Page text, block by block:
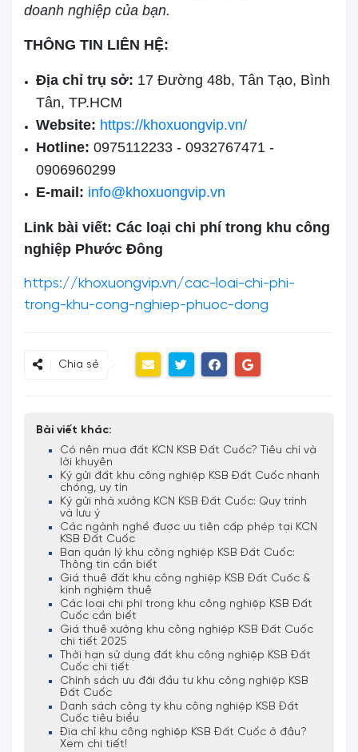
doanh nghiệp của bạn.
THÔNG TIN LIÊN HỆ:
Địa chỉ trụ sở: 17 Đường 48b, Tân Tạo, Bình
Tân, TP.HCM
Website: https://khoxuongvip.vn/
Hotline: 0975112233 - 0932767471 -
0906960299
E-mail: info@khoxuongvip.vn
Link bài viết: Các loại chi phí trong khu công
nghiệp Phước Đông
https://khoxuongvip.vn/cac-loai-chi-phi-
trong-khu-cong-nghiep-phuoc-dong
Chia sẻ
Bài viết khác:
Có nên mua đất KCN KSB Đất Cuốc? Tiêu chí và
lời khuyên
Ký gửi đất khu công nghiệp KSB Đất Cuốc nhanh
chóng, uy tín
Ký gửi nhà xưởng KCN KSB Đất Cuốc: Quy trình
và lưu ý
Các ngành nghề được ưu tiên cấp phép tại KCN
KSB Đất Cuốc
Ban quản lý khu công nghiệp KSB Đất Cuốc:
Thông tin cần biết
Giá thuê đất khu công nghiệp KSB Đất Cuốc &
kinh nghiệm thuê
Các loại chi phí trong khu công nghiệp KSB Đất
Cuốc cần biết
Giá thuê xưởng khu công nghiệp KSB Đất Cuốc
chi tiết 2025
Thời hạn sử dụng đất khu công nghiệp KSB Đất
Cuốc chi tiết
Chính sách ưu đãi đầu tư khu công nghiệp KSB
Đất Cuốc
Danh sách công ty khu công nghiệp KSB Đất
Cuốc tiêu biểu
Địa chỉ khu công nghiệp KSB Đất Cuốc ở đâu?
Xem chi tiết!